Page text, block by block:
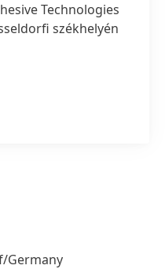
Technologies
székhelyén
Germany